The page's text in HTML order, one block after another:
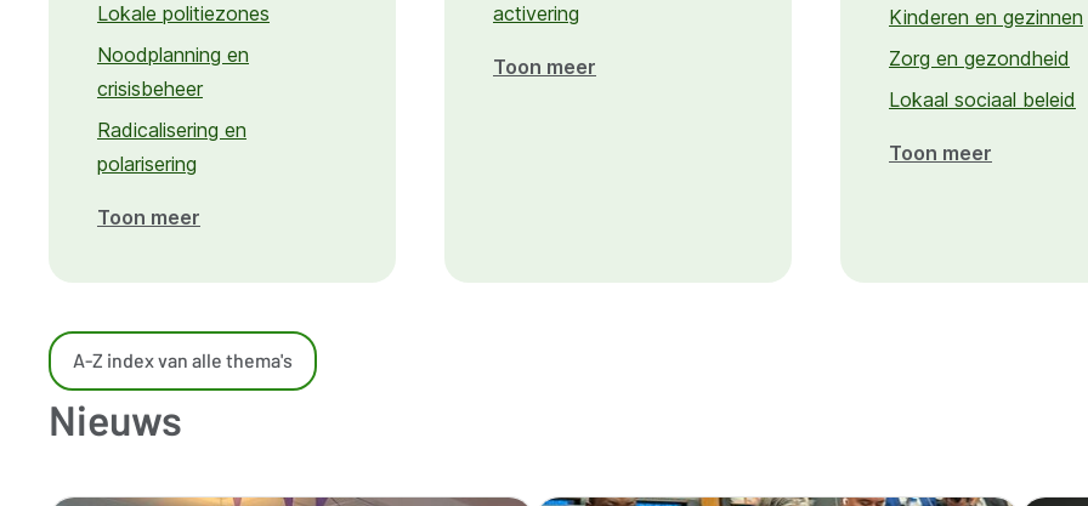
Lokale politiezones
Noodplanning en
crisisbeheer
Radicalisering en
polarisering
Toon meer
activering
Toon meer
Kinderen en gezinnen
Zorg en gezondheid
Lokaal sociaal beleid
Toon meer
welzijn
A-Z index van alle thema's
Nieuws